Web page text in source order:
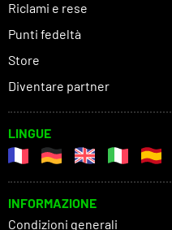
Riclami e rese
Punti fedeltà
Store
Diventare partner
LINGUE
INFORMAZIONE
Condizioni generali